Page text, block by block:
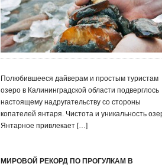
Полюбившееся дайверам и простым туристам
озеро в Калининградской области подверглось
настоящему надругательству со стороны
копателей янтаря. Чистота и уникальность
Янтарное привлекает […]
МИРОВОЙ РЕКОРД ПО ПРОГУЛКАМ В